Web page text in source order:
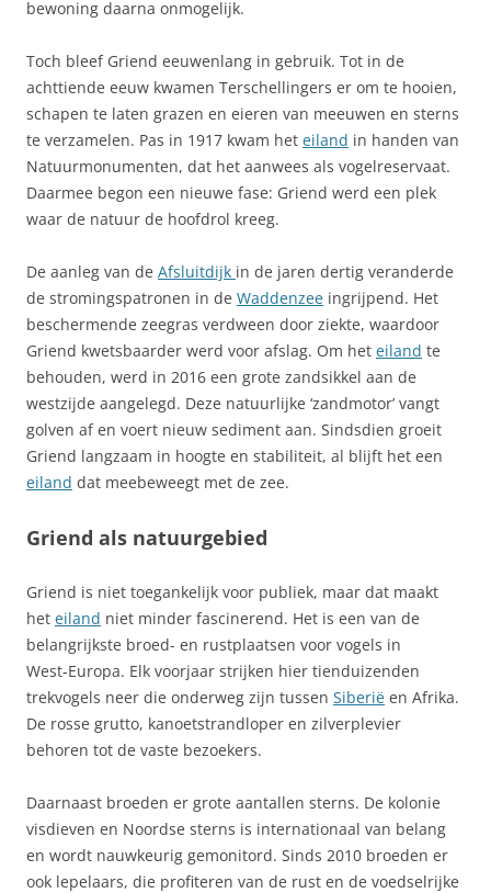
bewoning daarna onmogelijk.
Toch bleef Griend eeuwenlang in gebruik. Tot in de
achttiende eeuw kwamen Terschellingers er om te hooien,
schapen te laten grazen en eieren van meeuwen en sterns
te verzamelen. Pas in 1917 kwam het eiland in handen van
Natuurmonumenten, dat het aanwees als vogelreservaat.
Daarmee begon een nieuwe fase: Griend werd een plek
waar de natuur de hoofdrol kreeg.
De aanleg van de Afsluitdijk in de jaren dertig veranderde
de stromingspatronen in de Waddenzee ingrijpend. Het
beschermende zeegras verdween door ziekte, waardoor
Griend kwetsbaarder werd voor afslag. Om het eiland te
behouden, werd in 2016 een grote zandsikkel aan de
westzijde aangelegd. Deze natuurlijke ‘zandmotor’ vangt
golven af en voert nieuw sediment aan. Sindsdien groeit
Griend langzaam in hoogte en stabiliteit, al blijft het een
eiland dat meebeweegt met de zee.
Griend als natuurgebied
Griend is niet toegankelijk voor publiek, maar dat maakt
het eiland niet minder fascinerend. Het is een van de
belangrijkste broed- en rustplaatsen voor vogels in
West‑Europa. Elk voorjaar strijken hier tienduizenden
trekvogels neer die onderweg zijn tussen Siberië en Afrika.
De rosse grutto, kanoetstrandloper en zilverplevier
behoren tot de vaste bezoekers.
Daarnaast broeden er grote aantallen sterns. De kolonie
visdieven en Noordse sterns is internationaal van belang
en wordt nauwkeurig gemonitord. Sinds 2010 broeden er
ook lepelaars, die profiteren van de rust en de voedselrijke